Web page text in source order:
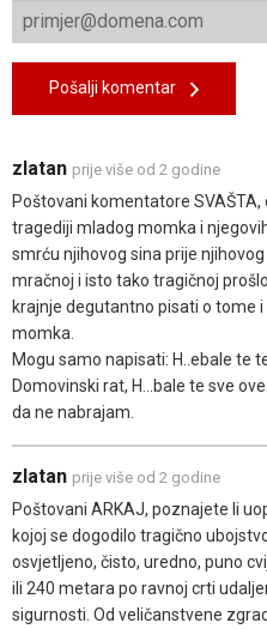
Pošalji komentar
zlatan prije više od 2 godine
Poštovani komentatore SVAŠTA,
tragediji mladog momka i
smrću njihovog sina prije
mračnoj i isto tako tragičnoj
krajnje degutantno pisati o tome
momka.
Mogu samo napisati: H..ebale te
Domovinski rat, H...bale te sve
da ne nabrajam.
zlatan prije više od 2 godine
Poštovani ARKAJ, poznajete li
kojoj se dogodilo tragično
osvjetljeno, čisto, uredno, puno
ili 240 metara po ravnoj crti
sigurnosti. Od veličanstvene